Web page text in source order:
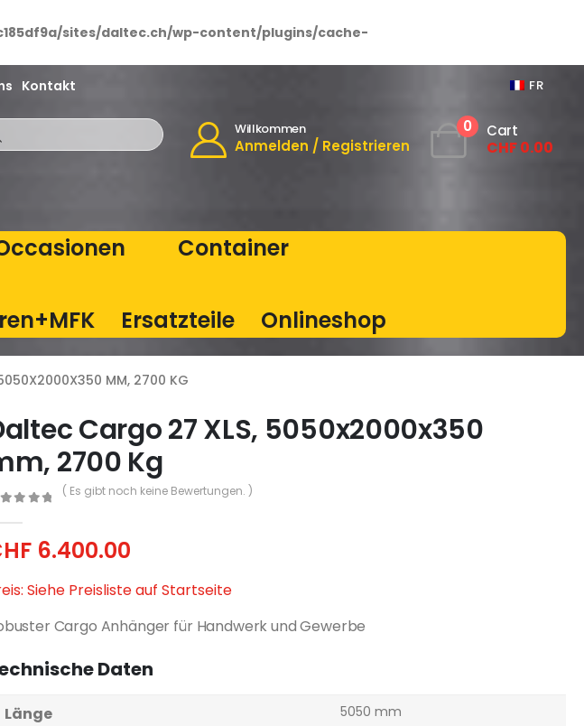
sites/daltec.ch/wp-content/plugins/cache-
Kontakt FR
Willkommen
Anmelden / Registrieren
0 Cart
CHF0.00
Container
Ersatzteile Onlineshop
MM, 2700 KG
Cargo 27 XLS, 5050x2000x350
2700 Kg
( Es gibt noch keine Bewertungen. )
6.400.00
Siehe Preisliste auf Startseite
Cargo Anhänger für Handwerk und Gewerbe
Daten
Länge 5050 mm